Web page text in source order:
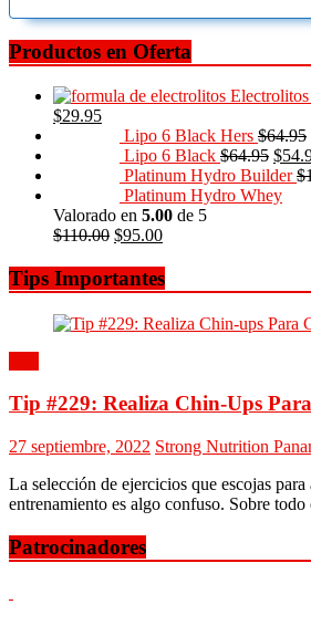
Productos en Oferta
Electrolitos
$29.95
Lipo 6 Black Hers $64.95
Lipo 6 Black $64.95 $
Platinum Hydro Builder $
Platinum Hydro Whey
Valorado en 5.00 de 5
$110.00 $95.00
Tips Importantes
Tip #229: Realiza Chin-Ups
27 septiembre, 2022 Strong Nutrition
La selección de ejercicios que escojas
entrenamiento es algo confuso. Sobre
Patrocinadores